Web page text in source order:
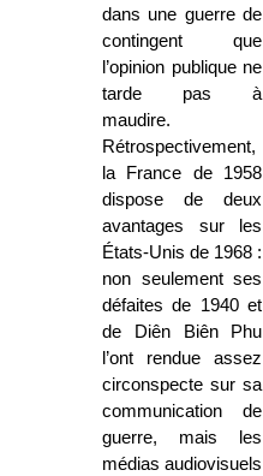
dans une guerre de
contingent que
l’opinion publique ne
tarde pas à
maudire.
Rétrospectivement,
la France de 1958
dispose de deux
avantages sur les
États-Unis de 1968 :
non seulement ses
défaites de 1940 et
de Diên Biên Phu
l’ont rendue assez
circonspecte sur sa
communication de
guerre, mais les
médias audiovisuels